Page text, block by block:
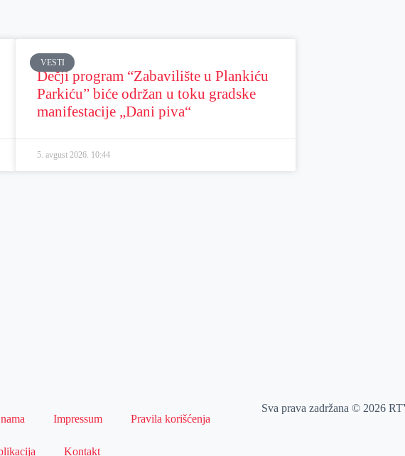
VESTI
Dečji program “Zabavilište u Plankiću
Parkiću” biće održan u toku gradske
manifestacije „Dani piva“
5. avgust 2026. 10:44
Impressum Pravila korišćenja
Kontakt
Sva prava zadržana © 2026